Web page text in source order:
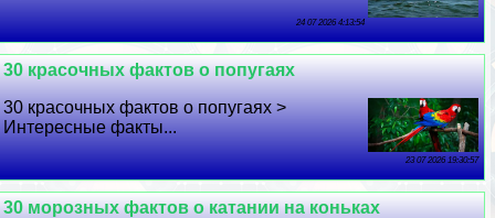
24 07 2026 4:13:54
30 красочных фактов о попугаях
30 красочных фактов о попугаях >
Интересные факты...
23 07 2026 19:30:57
30 морозных фактов о катании на коньках